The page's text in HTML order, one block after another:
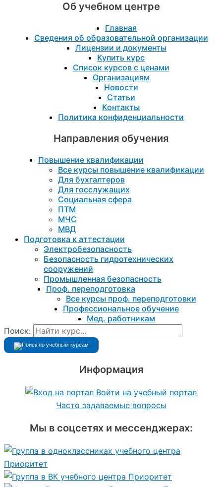
Об учебном центре
Главная
Сведения об образовательной организации
Лицензии и документы
Купить курс
Список курсов с ценами
Организациям
Новости
Статьи
Контакты
Политика конфиденциальности
Направления обучения
Повышение квалификации
Все курсы повышение квалификации
Для бухгалтеров
Для госслужащих
Социальная сфера
ПТМ
МЧС
МВД
Подготовка к aттестации
Электробезопасность
Безопасность гидротехнических
сооружений
Промышленная безопасность
Проф. переподготовка
Все курсы проф. переподготовки
Профессиональное обучение
Мед. работникам
Поиск:
Информация
Войти на учебный портал
Часто задаваемые вопросы
Мы в соцсетях и мессенджерах: